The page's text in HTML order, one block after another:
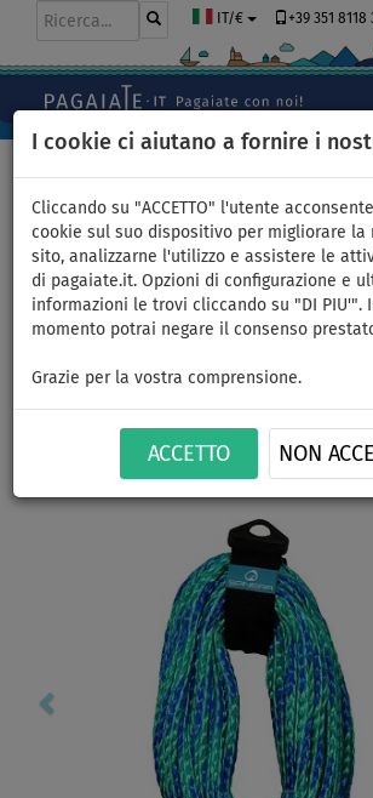
I cookie ci aiutano a fornire i
Cliccando su "ACCETTO" l'utente
cookie sul suo dispositivo per migliorare la
sito, analizzarne l'utilizzo e assistere le
di pagaiate.it. Opzioni di configurazione e
informazioni le trovi cliccando su "DI PIU'".
momento potrai negare il consenso
Grazie per la vostra comprensione.
ACCETTO NON
IT/€ +39 351 8118
Corda da traino
persone
Previous